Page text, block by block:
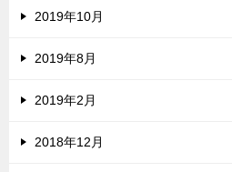
2019年10月
2019年8月
2019年2月
2018年12月